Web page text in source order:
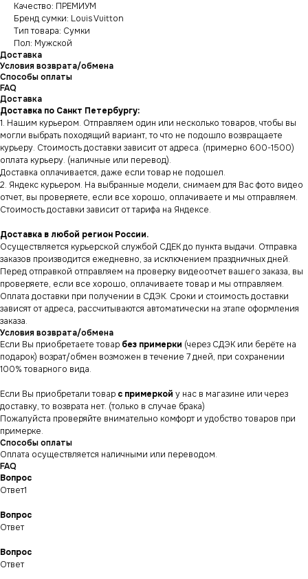
Качество: ПРЕМИУМ
Бренд сумки: Louis Vuitton
Тип товара: Сумки
Пол: Мужской
Доставка
Условия возврата/обмена
Способы оплаты
FAQ
Доставка
Доставка по Санкт Петербургу:
1. Нашим курьером. Отправляем один или несколько товаров, чтобы вы
могли выбрать походящий вариант, то что не подошло возвращаете
курьеру. Стоимость доставки зависит от адреса. (примерно 600-1500)
оплата курьеру. (наличные или перевод).
Доставка оплачивается, даже если товар не подошел.
2. Яндекс курьером. На выбранные модели, снимаем для Вас фото видео
отчет, вы проверяете, если все хорошо, оплачиваете и мы отправляем.
Стоимость доставки зависит от тарифа на Яндексе.
Доставка в любой регион России.
Осуществляется курьерской службой СДЕК до пункта выдачи. Отправка
заказов производится ежедневно, за исключением праздничных дней.
Перед отправкой отправляем на проверку видеоотчет вашего заказа, вы
проверяете, если все хорошо, оплачиваете товар и мы отправляем.
Оплата доставки при получении в СДЭК. Сроки и стоимость доставки
зависят от адреса, рассчитываются автоматически на этапе оформления
заказа.
Условия возврата/обмена
Если Вы приобретаете товар без примерки (через СДЭК или берёте на
подарок) возрат/обмен возможен в течение 7 дней, при сохранении
100% товарного вида.
Если Вы приобретали товар с примеркой у нас в магазине или через
доставку, то возврата нет. (только в случае брака)
Пожалуйста проверяйте внимательно комфорт и удобство товаров при
примерке.
Способы оплаты
Оплата осуществляется наличными или переводом.
FAQ
Вопрос
Ответ1
Вопрос
Ответ
Вопрос
Ответ
©СНИКЕРСДИЛЕР 2024-26.
Все права защищены